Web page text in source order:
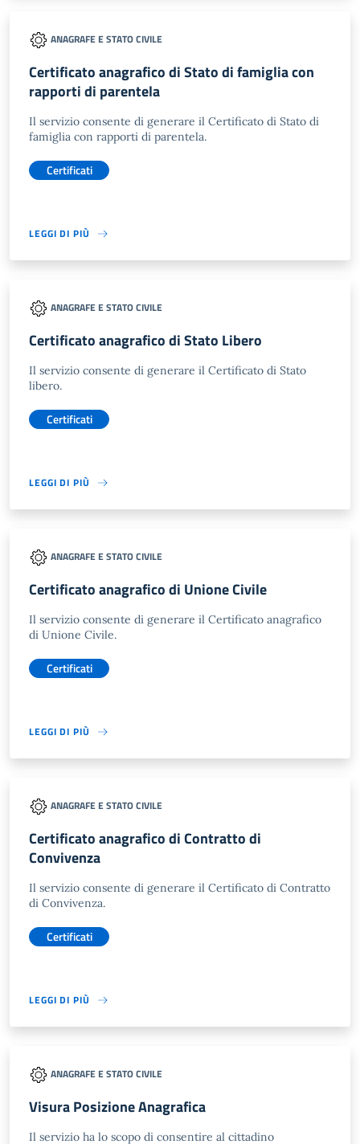
ANAGRAFE E STATO CIVILE
Certificato anagrafico di Stato di famiglia con
rapporti di parentela
Il servizio consente di generare il Certificato di Stato di
famiglia con rapporti di parentela.
Certificati
LEGGI DI PIÙ
ANAGRAFE E STATO CIVILE
Certificato anagrafico di Stato Libero
Il servizio consente di generare il Certificato di Stato
libero.
Certificati
LEGGI DI PIÙ
ANAGRAFE E STATO CIVILE
Certificato anagrafico di Unione Civile
Il servizio consente di generare il Certificato anagrafico
di Unione Civile.
Certificati
LEGGI DI PIÙ
ANAGRAFE E STATO CIVILE
Certificato anagrafico di Contratto di
Convivenza
Il servizio consente di generare il Certificato di Contratto
di Convivenza.
Certificati
LEGGI DI PIÙ
ANAGRAFE E STATO CIVILE
Visura Posizione Anagrafica
Il servizio ha lo scopo di consentire al cittadino